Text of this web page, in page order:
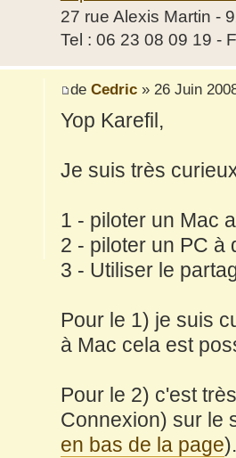
27 rue Alexis Martin -
Tel : 06 23 08 09 19 -
de Cedric» 26 Juin
Yop Karefil,
Je suis très
1 - piloter un Mac
2 - piloter un PC à
3 - Utiliser le
Pour le 1) je suis
à Mac cela est
Pour le 2) c'est
Connexion) sur le
en bas de la page